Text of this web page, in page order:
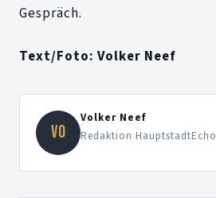
Gespräch.
Text/Foto: Volker Neef
VO
Volker Neef
Redaktion HauptstadtEcho